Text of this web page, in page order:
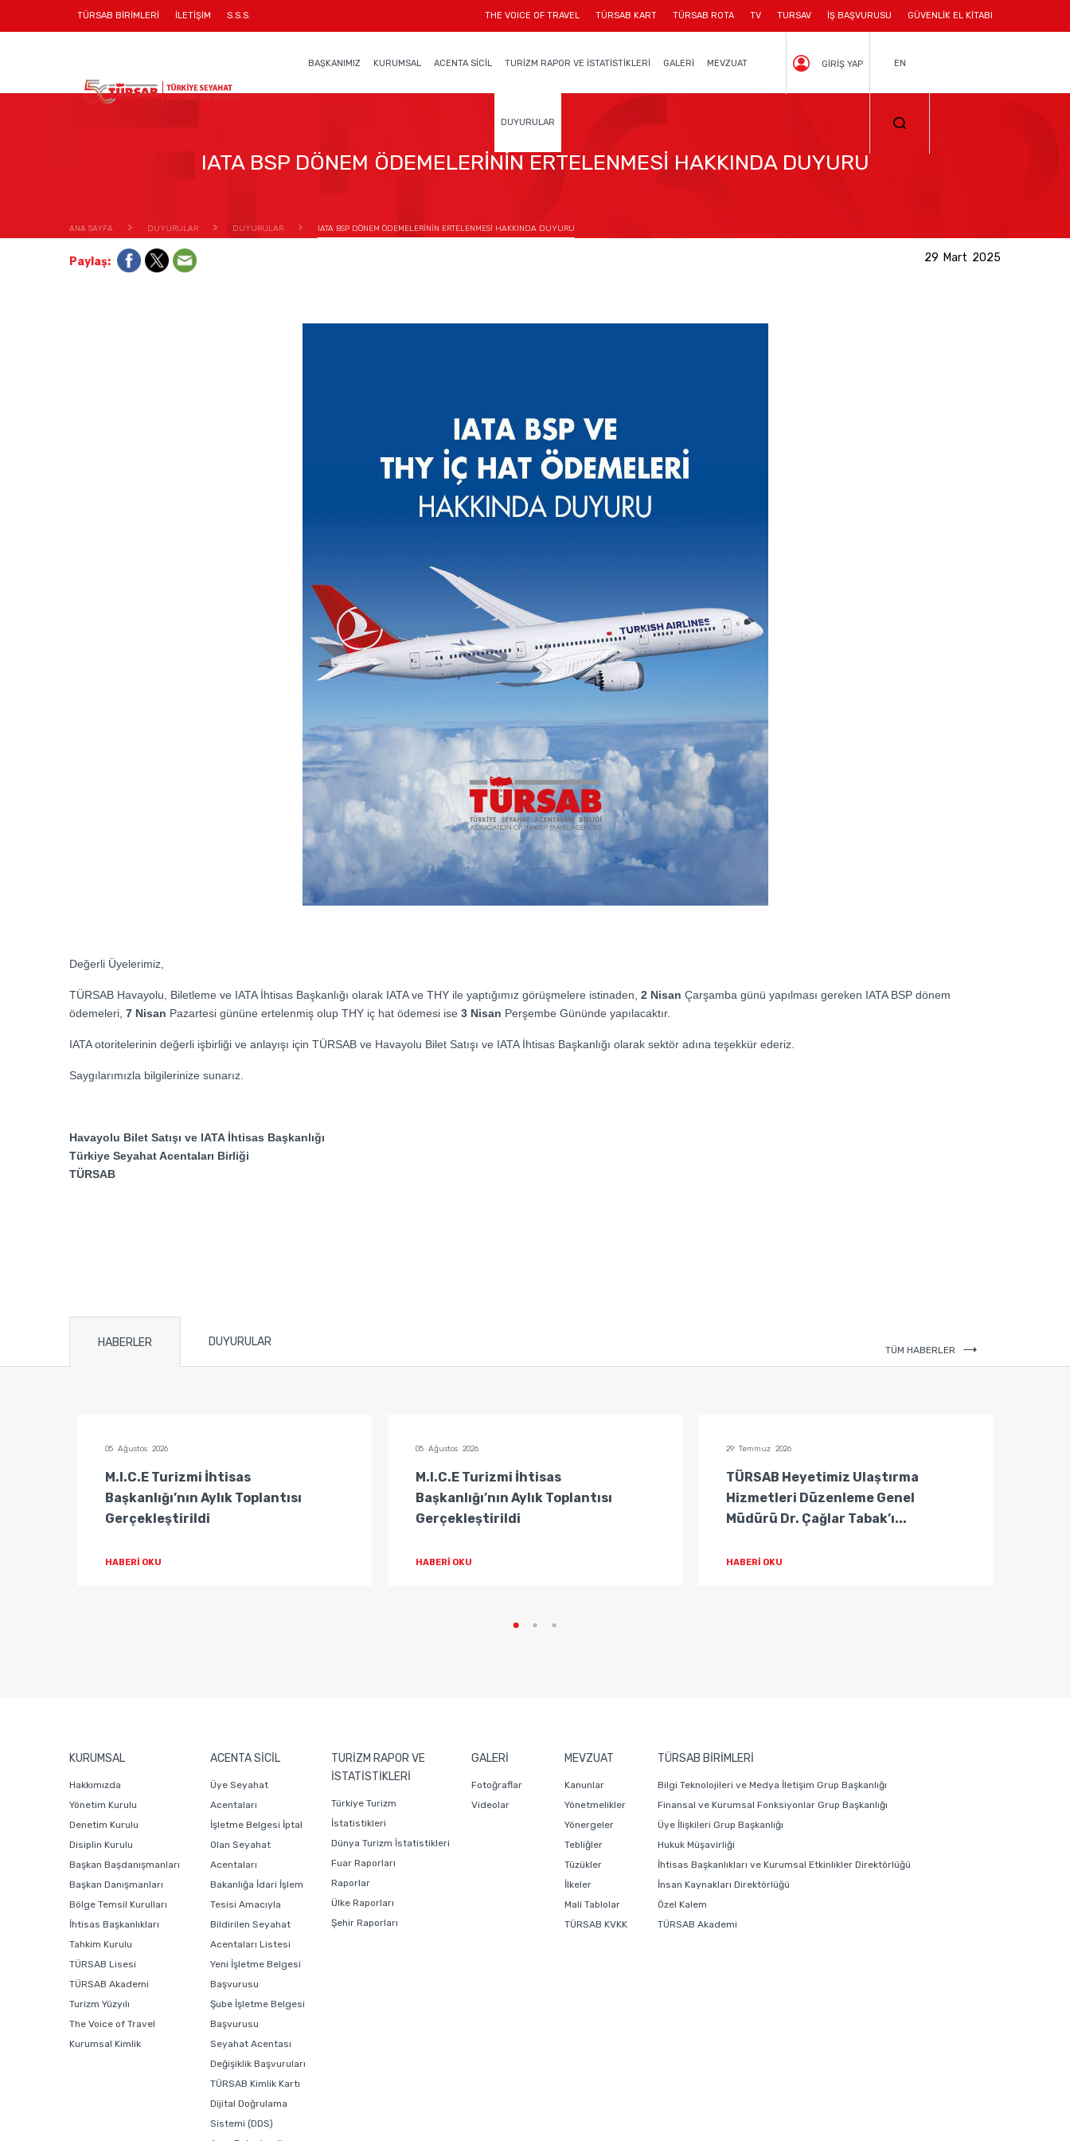
TÜRSAB BİRİMLERİ İLETİŞİM S.S.S. THE VOICE OF TRAVEL TÜRSAB KART TÜRSAB ROTA TV TURSAV İŞ BAŞVURUSU GÜVENLİK EL KİTABI
BAŞKANIMIZ KURUMSAL ACENTA SİCİL TURİZM RAPOR VE İSTATİSTİKLERİ GALERİ MEVZUAT
DUYURULAR
GİRİŞ YAP EN
IATA BSP DÖNEM ÖDEMELERİNİN ERTELENMESİ HAKKINDA DUYURU
ANA SAYFA DUYURULAR DUYURULAR IATA BSP DÖNEM ÖDEMELERİNİN ERTELENMESİ HAKKINDA DUYURU
29 Mart 2025
Paylaş:
Değerli Üyelerimiz,
TÜRSAB Havayolu, Biletleme ve IATA İhtisas Başkanlığı olarak IATA ve THY ile yaptığımız görüşmelere istinaden, 2 Nisan Çarşamba günü yapılması gereken IATA BSP dönem
ödemeleri, 7 Nisan Pazartesi gününe ertelenmiş olup THY iç hat ödemesi ise 3 Nisan Perşembe Gününde yapılacaktır.
IATA otoritelerinin değerli işbirliği ve anlayışı için TÜRSAB ve Havayolu Bilet Satışı ve IATA İhtisas Başkanlığı olarak sektör adına teşekkür ederiz.
Saygılarımızla bilgilerinize sunarız.
Havayolu Bilet Satışı ve IATA İhtisas Başkanlığı
Türkiye Seyahat Acentaları Birliği
TÜRSAB
HABERLER DUYURULAR
TÜM HABERLER
05 Ağustos 2026
M.I.C.E Turizmi İhtisas
Başkanlığı’nın Aylık Toplantısı
Gerçekleştirildi
HABERİ OKU
05 Ağustos 2026
M.I.C.E Turizmi İhtisas
Başkanlığı’nın Aylık Toplantısı
Gerçekleştirildi
HABERİ OKU
29 Temmuz 2026
TÜRSAB Heyetimiz Ulaştırma
Hizmetleri Düzenleme Genel
Müdürü Dr. Çağlar Tabak’ı...
HABERİ OKU
KURUMSAL
Hakkımızda
Yönetim Kurulu
Denetim Kurulu
Disiplin Kurulu
Başkan Başdanışmanları
Başkan Danışmanları
Bölge Temsil Kurulları
İhtisas Başkanlıkları
Tahkim Kurulu
TÜRSAB Lisesi
TÜRSAB Akademi
Turizm Yüzyılı
The Voice of Travel
Kurumsal Kimlik
ACENTA SİCİL
Üye Seyahat
Acentaları
İşletme Belgesi İptal
Olan Seyahat
Acentaları
Bakanlığa İdari İşlem
Tesisi Amacıyla
Bildirilen Seyahat
Acentaları Listesi
Yeni İşletme Belgesi
Başvurusu
Şube İşletme Belgesi
Başvurusu
Seyahat Acentası
Değişiklik Başvuruları
TÜRSAB Kimlik Kartı
Dijital Doğrulama
Sistemi (DDS)
TURİZM RAPOR VE
İSTATİSTİKLERİ
Türkiye Turizm
İstatistikleri
Dünya Turizm İstatistikleri
Fuar Raporları
Raporlar
Ülke Raporları
Şehir Raporları
GALERİ
Fotoğraflar
Videolar
MEVZUAT
Kanunlar
Yönetmelikler
Yönergeler
Tebliğler
Tüzükler
İlkeler
Mali Tablolar
TÜRSAB KVKK
TÜRSAB BİRİMLERİ
Bilgi Teknolojileri ve Medya İletişim Grup Başkanlığı
Finansal ve Kurumsal Fonksiyonlar Grup Başkanlığı
Üye İlişkileri Grup Başkanlığı
Hukuk Müşavirliği
İhtisas Başkanlıkları ve Kurumsal Etkinlikler Direktörlüğü
İnsan Kaynakları Direktörlüğü
Özel Kalem
TÜRSAB Akademi